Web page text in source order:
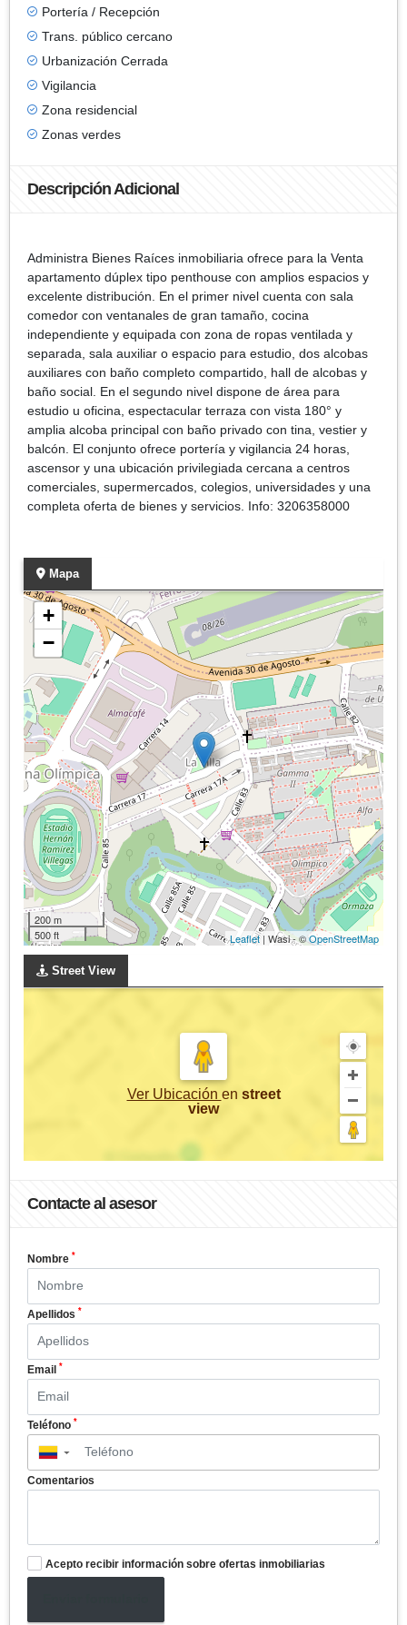
Portería / Recepción
Trans. público cercano
Urbanización Cerrada
Vigilancia
Zona residencial
Zonas verdes
Descripción Adicional
Administra Bienes Raíces inmobiliaria ofrece para la Venta
apartamento dúplex tipo penthouse con amplios espacios y
excelente distribución. En el primer nivel cuenta con sala
comedor con ventanales de gran tamaño, cocina
independiente y equipada con zona de ropas ventilada y
separada, sala auxiliar o espacio para estudio, dos alcobas
auxiliares con baño completo compartido, hall de alcobas y
baño social. En el segundo nivel dispone de área para
estudio u oficina, espectacular terraza con vista 180° y
amplia alcoba principal con baño privado con tina, vestier y
balcón. El conjunto ofrece portería y vigilancia 24 horas,
ascensor y una ubicación privilegiada cercana a centros
comerciales, supermercados, colegios, universidades y una
completa oferta de bienes y servicios. Info: 3206358000
Mapa
+
−
200 m
500 ft
Leaflet| Wasi - ©OpenStreetMap
Street View
Ver Ubicación en street
view
Contacte al asesor
Nombre *
Apellidos *
Email *
Teléfono *
▼
Comentarios
Acepto recibir información sobre ofertas inmobiliarias